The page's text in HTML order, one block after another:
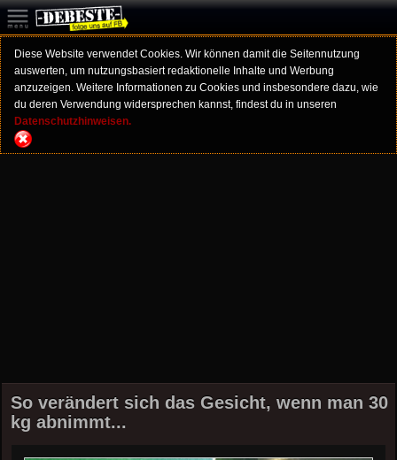
Diese Website verwendet Cookies. Wir können damit die Seitennutzung
auswerten, um nutzungsbasiert redaktionelle Inhalte und Werbung
anzuzeigen. Weitere Informationen zu Cookies und insbesondere dazu, wie
du deren Verwendung widersprechen kannst, findest du in unseren
Datenschutzhinweisen.
So verändert sich das Gesicht, wenn man 30
kg abnimmt...